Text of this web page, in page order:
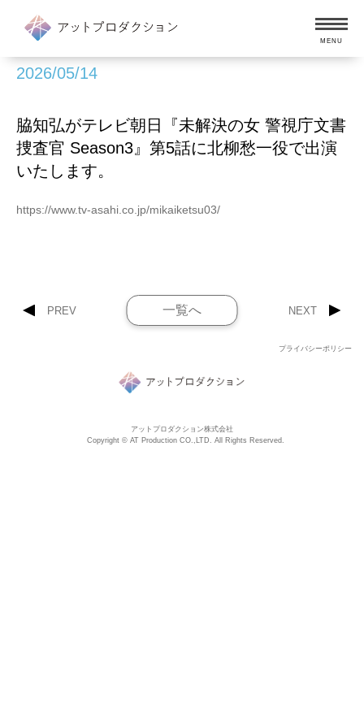
MENU
2026/05/14
脇知弘がテレビ朝日『未解決の女 警視庁文書
捜査官 Season3』第5話に北柳愁一役で出演
いたします。
https://www.tv-asahi.co.jp/mikaiketsu03/
PREV 一覧へ NEXT
アットプロダクション株式会社
Copyright © AT Production CO.,LTD. All Rights Reserved.
プライバシーポリシー